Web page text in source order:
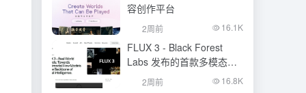
容创作平台
2周前 16.1K
FLUX 3 - Black Forest
Labs 发布的首款多模态基
础模型
2周前 16.8K